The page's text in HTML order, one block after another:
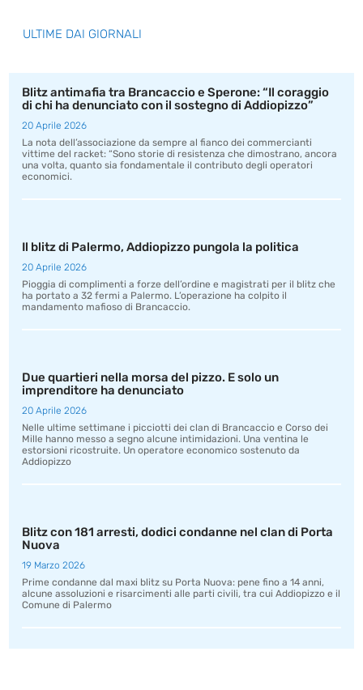
ULTIME DAI GIORNALI
Blitz antimafia tra Brancaccio e Sperone: “Il coraggio
di chi ha denunciato con il sostegno di Addiopizzo”
20 Aprile 2026
La nota dell’associazione da sempre al fianco dei commercianti
vittime del racket: “Sono storie di resistenza che dimostrano, ancora
una volta, quanto sia fondamentale il contributo degli operatori
economici.
Il blitz di Palermo, Addiopizzo pungola la politica
20 Aprile 2026
Pioggia di complimenti a forze dell’ordine e magistrati per il blitz che
ha portato a 32 fermi a Palermo. L’operazione ha colpito il
mandamento mafioso di Brancaccio.
Due quartieri nella morsa del pizzo. E solo un
imprenditore ha denunciato
20 Aprile 2026
Nelle ultime settimane i picciotti dei clan di Brancaccio e Corso dei
Mille hanno messo a segno alcune intimidazioni. Una ventina le
estorsioni ricostruite. Un operatore economico sostenuto da
Addiopizzo
Blitz con 181 arresti, dodici condanne nel clan di Porta
Nuova
19 Marzo 2026
Prime condanne dal maxi blitz su Porta Nuova: pene fino a 14 anni,
alcune assoluzioni e risarcimenti alle parti civili, tra cui Addiopizzo e il
Comune di Palermo